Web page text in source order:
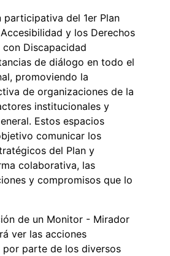
participativa del 1er Plan
y los Derechos
con Discapacidad
de diálogo en todo el
promoviendo la
de organizaciones de la
institucionales y
Estos espacios
comunicar los
del Plan y
colaborativa, las
y compromisos que lo
de un Monitor - Mirador
ver las acciones
parte de los diversos